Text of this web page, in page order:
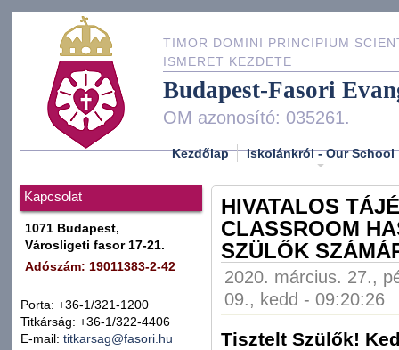
TIMOR DOMINI PRINCIPIUM
ISMERET KEZDETE
Budapest-Fasori
OM azonosító: 035261.
Kezdőlap Iskolánkról - Our School
Kapcsolat
1071 Budapest,
Városligeti fasor 17-21.
Adószám: 19011383-2-42
Porta: +36-1/321-1200
Titkárság: +36-1/322-4406
E-mail: titkarsag@fasori.hu
HIVATALOS
CLASSROOM
SZÜLŐK
2020. március. 27.,
09., kedd - 09:20:26
Tisztelt Szülők!